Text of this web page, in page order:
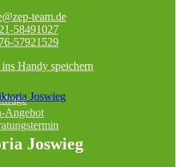
Angebot
team.de
58491027
57921529
Joswieg